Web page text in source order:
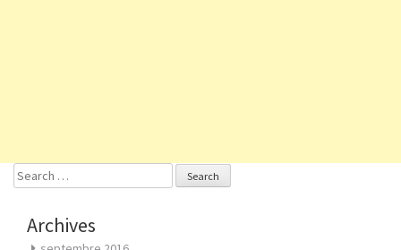
Search
Archives